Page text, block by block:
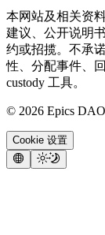
本网站及相关资
建议、公开说明
约或招揽。不承
性、分配事件、
custody 工具。
© 2026 Epics DAO
Cookie 设置